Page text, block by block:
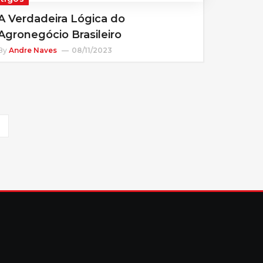
Verdadeira Lógica do
Brasileiro
Andre Naves 08/11/2023